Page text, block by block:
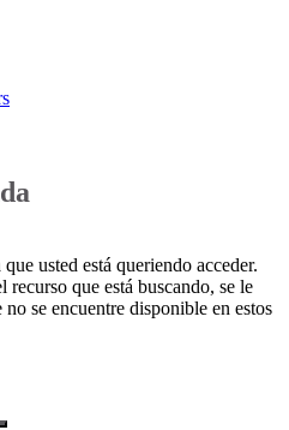
usted está queriendo acceder.
recurso que está buscando, se le
se encuentre disponible en estos